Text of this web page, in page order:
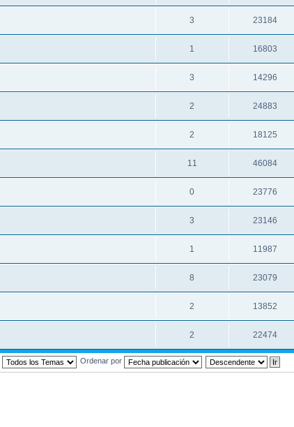
3 23184
1 16803
3 14296
2 24883
2 18125
11 46084
0 23776
3 23146
1 11987
8 23079
2 13852
2 22474
Ordenar por